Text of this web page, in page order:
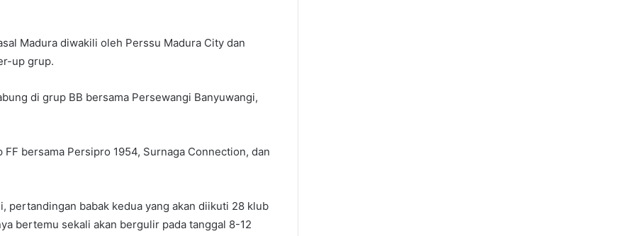
Madura diwakili oleh Perssu Madura City dan
up grup.
di grup BB bersama Persewangi Banyuwangi,
bersama Persipro 1954, Surnaga Connection, dan
pertandingan babak kedua yang akan diikuti 28 klub
bertemu sekali akan bergulir pada tanggal 8-12